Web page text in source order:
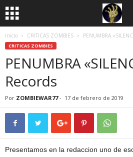
Inicio CRITICAS ZOMBIES PENUMBRA
CRITICAS ZOMBIES
PENUMBRA
Records
Por ZOMBIEWAR77- 17 de febrero de 2019
Presentamos en la redaccion uno de